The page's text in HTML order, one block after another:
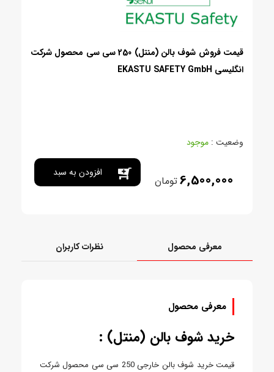
قیمت فروش شوف بالن (منتل) 250 سی سی محصول شرکت
انگلیسی EKASTU SAFETY GmbH
وضعیت : موجود
6,500,000تومان
افزودن به سبد
معرفی محصول نظرات کاربران
معرفی محصول
خرید شوف بالن (منتل) :
قیمت خرید شوف بالن خارجی 250 سی سی محصول شرکت